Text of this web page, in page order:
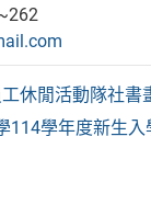
休閒活動隊社
114學年度新生